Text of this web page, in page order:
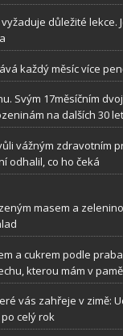
důležité lekce.
každý měsíc více
Svým 17měsíčním
na dalších 30
vážným zdravotním
odhalil, co ho čeká
masem a
a cukrem podle
kterou mám v
vás zahřeje v zimě:
celý rok